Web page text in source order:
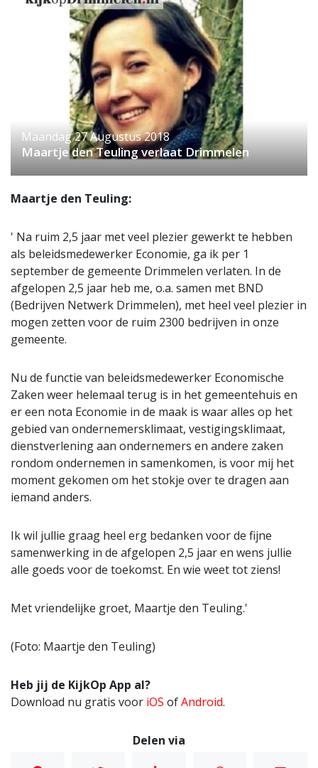
Maandag 27 Augustus 2018
Maartje den Teuling verlaat Drimmelen
Maartje den Teuling:
' Na ruim 2,5 jaar met veel plezier gewerkt te hebben
als beleidsmedewerker Economie, ga ik per 1
september de gemeente Drimmelen verlaten. In de
afgelopen 2,5 jaar heb me, o.a. samen met BND
(Bedrijven Netwerk Drimmelen), met heel veel plezier in
mogen zetten voor de ruim 2300 bedrijven in onze
gemeente.
Nu de functie van beleidsmedewerker Economische
Zaken weer helemaal terug is in het gemeentehuis en
er een nota Economie in de maak is waar alles op het
gebied van ondernemersklimaat, vestigingsklimaat,
dienstverlening aan ondernemers en andere zaken
rondom ondernemen in samenkomen, is voor mij het
moment gekomen om het stokje over te dragen aan
iemand anders.
Ik wil jullie graag heel erg bedanken voor de fijne
samenwerking in de afgelopen 2,5 jaar en wens jullie
alle goeds voor de toekomst. En wie weet tot ziens!
Met vriendelijke groet, Maartje den Teuling.'
(Foto: Maartje den Teuling)
Heb jij de KijkOp App al?
Download nu gratis voor iOS ofAndroid.
Delen via